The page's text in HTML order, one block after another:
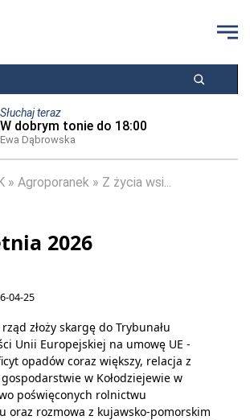
Słuchaj teraz
W dobrym tonie do 18:00
Ewa Dąbrowska
Agroporanek Z życia wsi...
2026
04-25
złoży skargę do Trybunału
Unii Europejskiej na umowę UE -
opadów coraz większy, relacja z
w Kołodziejewie w
poświęconych rolnictwu
oraz rozmowa z kujawsko-pomorskim